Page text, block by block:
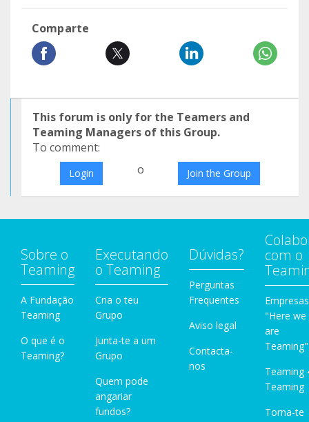
Comparte
This forum is only for the Teamers and
Teaming Managers of this Group.
To comment:
Login o Join the Group
Sobre o
Teaming
A Fundação
Teaming
O que é o
Teaming?
Executando
o Teaming
Cria o teu
Grupo
Junta-te a um
Grupo
Quem pode
angariar
fundos?
Dúvidas?
Perguntas
Frequentes
Aviso legal
Contacta-
nos
com o
Empresas
"Here we
are
Teaming"
Teaming
Teaming
Torna-te